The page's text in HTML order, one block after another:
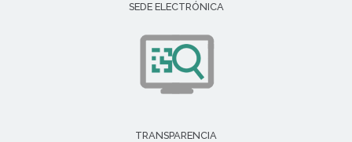
SEDE ELECTRÓNICA
TRANSPARENCIA